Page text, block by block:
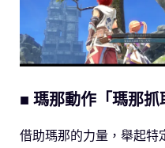
■ 瑪那動作「瑪那抓
借助瑪那的力量，舉起特